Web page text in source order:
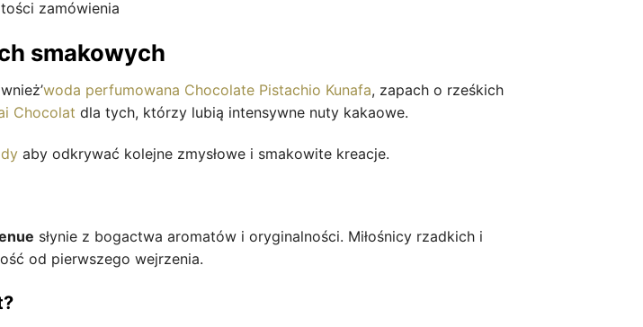
zamówienia
smakowych
woda perfumowana Chocolate Pistachio Kunafa, zapach o rześkich
Chocolat dla tych, którzy lubią intensywne nuty kakaowe.
aby odkrywać kolejne zmysłowe i smakowite kreacje.
słynie z bogactwa aromatów i oryginalności. Miłośnicy rzadkich i
od pierwszego wejrzenia.